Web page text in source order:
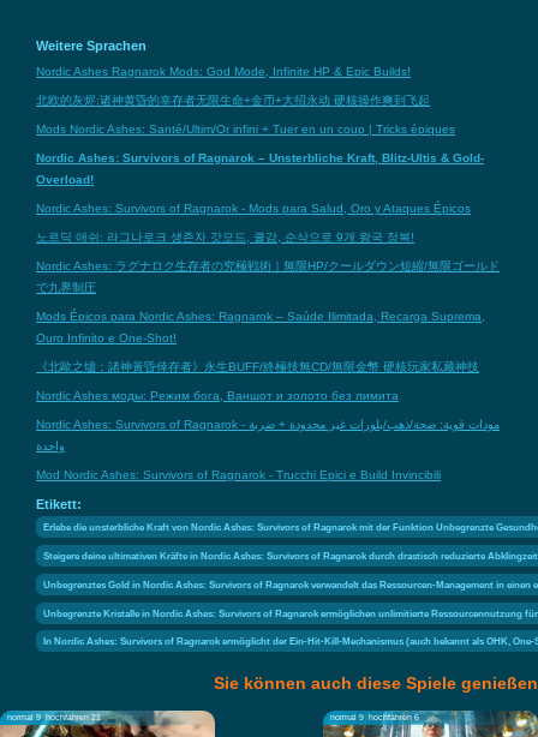
Weitere Sprachen
Nordic Ashes Ragnarok Mods: God Mode, Infinite HP & Epic Builds!
北欧的灰烬:诸神黄昏的幸存者无限生命+金币+大招永动 硬核操作爽到飞起
Mods Nordic Ashes: Santé/Ultim/Or infini + Tuer en un coup | Tricks épiques
Nordic Ashes: Survivors of Ragnarok – Unsterbliche Kraft, Blitz-Ultis & Gold-
Overload!
Nordic Ashes: Survivors of Ragnarok - Mods para Salud, Oro y Ataques Épicos
노르딕 애쉬: 라그나로크 생존자 갓모드, 쿨감, 순삭으로 9개 왕국 정복!
Nordic Ashes: ラグナロク生存者の究極戦術｜無限HP/クールダウン短縮/無限ゴールド
で九界制圧
Mods Épicos para Nordic Ashes: Ragnarok – Saúde Ilimitada, Recarga Suprema,
Ouro Infinito e One-Shot!
《北歐之燼：諸神黃昏倖存者》永生BUFF/終極技無CD/無限金幣 硬核玩家私藏神技
Nordic Ashes моды: Режим бога, Ваншот и золото без лимита
Nordic Ashes: Survivors of Ragnarok - مودات قوية: صحة/ذهب/بلورات غير محدودة + ضربة
واحدة
Mod Nordic Ashes: Survivors of Ragnarok - Trucchi Epici e Build Invincibili
Etikett:
Erlebe die unsterbliche Kraft von Nordic Ashes: Survivors of Ragnarok mit der Funktion Unbegrenzte
Steigere deine ultimativen Kräfte in Nordic Ashes: Survivors of Ragnarok durch drastisch reduzierte
Unbegrenztes Gold in Nordic Ashes: Survivors of Ragnarok verwandelt das Ressourcen-Management in einen
Unbegrenzte Kristalle in Nordic Ashes: Survivors of Ragnarok ermöglichen unlimitierte Ressourcennutzung
In Nordic Ashes: Survivors of Ragnarok ermöglicht der Ein-Hit-Kill-Mechanismus (auch bekannt als OHK,
Sie können auch diese Spiele genießen
normal 9 hochfahren 21 normal 9 hochfahren 6